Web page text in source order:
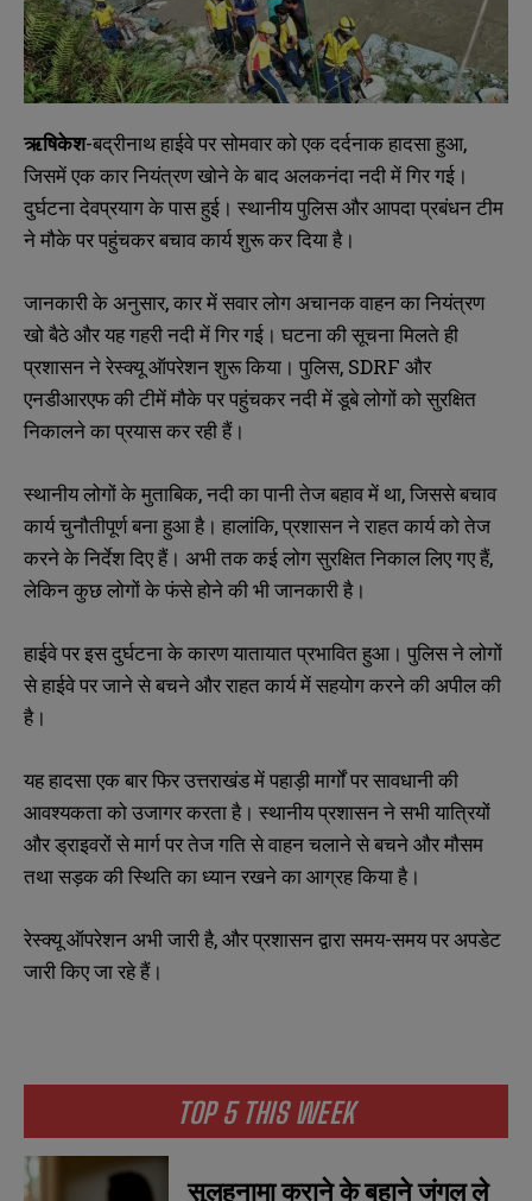
TOP 5 THIS WEEK
सुलहनामा कराने के बहाने जंगल ले
ऋषिकेश-बद्रीनाथ हाईवे पर सोमवार को एक दर्दनाक हादसा हुआ,
जिसमें एक कार नियंत्रण खोने के बाद अलकनंदा नदी में गिर गई।
दुर्घटना देवप्रयाग के पास हुई। स्थानीय पुलिस और आपदा प्रबंधन टीम
ने मौके पर पहुंचकर बचाव कार्य शुरू कर दिया है।
जानकारी के अनुसार, कार में सवार लोग अचानक वाहन का नियंत्रण
खो बैठे और यह गहरी नदी में गिर गई। घटना की सूचना मिलते ही
प्रशासन ने रेस्क्यू ऑपरेशन शुरू किया। पुलिस, SDRF और
एनडीआरएफ की टीमें मौके पर पहुंचकर नदी में डूबे लोगों को सुरक्षित
निकालने का प्रयास कर रही हैं।
स्थानीय लोगों के मुताबिक, नदी का पानी तेज बहाव में था, जिससे बचाव
कार्य चुनौतीपूर्ण बना हुआ है। हालांकि, प्रशासन ने राहत कार्य को तेज
करने के निर्देश दिए हैं। अभी तक कई लोग सुरक्षित निकाल लिए गए हैं,
लेकिन कुछ लोगों के फंसे होने की भी जानकारी है।
हाईवे पर इस दुर्घटना के कारण यातायात प्रभावित हुआ। पुलिस ने लोगों
से हाईवे पर जाने से बचने और राहत कार्य में सहयोग करने की अपील की
है।
यह हादसा एक बार फिर उत्तराखंड में पहाड़ी मार्गों पर सावधानी की
आवश्यकता को उजागर करता है। स्थानीय प्रशासन ने सभी यात्रियों
और ड्राइवरों से मार्ग पर तेज गति से वाहन चलाने से बचने और मौसम
तथा सड़क की स्थिति का ध्यान रखने का आग्रह किया है।
रेस्क्यू ऑपरेशन अभी जारी है, और प्रशासन द्वारा समय-समय पर अपडेट
जारी किए जा रहे हैं।